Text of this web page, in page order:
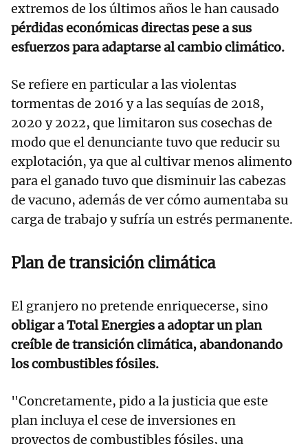
extremos de los últimos años le han causado
pérdidas económicas directas pese a sus
esfuerzos para adaptarse al cambio climático.
Se refiere en particular a las violentas
tormentas de 2016 y a las sequías de 2018,
2020 y 2022, que limitaron sus cosechas de
modo que el denunciante tuvo que reducir su
explotación, ya que al cultivar menos alimento
para el ganado tuvo que disminuir las cabezas
de vacuno, además de ver cómo aumentaba su
carga de trabajo y sufría un estrés permanente.
Plan de transición climática
El granjero no pretende enriquecerse, sino
obligar a Total Energies a adoptar un plan
creíble de transición climática, abandonando
los combustibles fósiles.
"Concretamente, pido a la justicia que este
plan incluya el cese de inversiones en
proyectos de combustibles fósiles, una